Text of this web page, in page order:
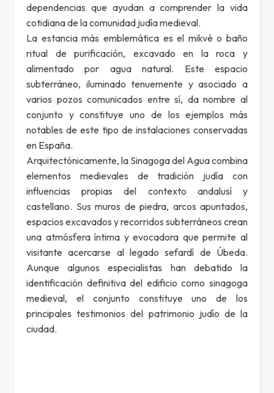
dependencias que ayudan a comprender la vida
cotidiana de la comunidad judía medieval.
La estancia más emblemática es el mikvé o baño
ritual de purificación, excavado en la roca y
alimentado por agua natural. Este espacio
subterráneo, iluminado tenuemente y asociado a
varios pozos comunicados entre sí, da nombre al
conjunto y constituye uno de los ejemplos más
notables de este tipo de instalaciones conservadas
en España.
Arquitectónicamente, la Sinagoga del Agua combina
elementos medievales de tradición judía con
influencias propias del contexto andalusí y
castellano. Sus muros de piedra, arcos apuntados,
espacios excavados y recorridos subterráneos crean
una atmósfera íntima y evocadora que permite al
visitante acercarse al legado sefardí de Úbeda.
Aunque algunos especialistas han debatido la
identificación definitiva del edificio como sinagoga
medieval, el conjunto constituye uno de los
principales testimonios del patrimonio judío de la
ciudad.